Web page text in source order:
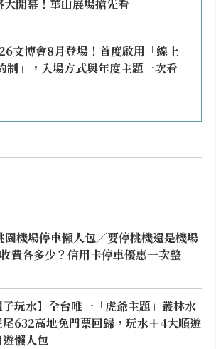
大開幕！華山展場搶先看
文博會8月登場！首度啟用「線上
制」，入場方式與年度主題一次看
機場停車懶人包／要停桃機還是機場
費各多少？信用卡停車優惠一次整
子玩水】全台唯一「虎爺主題」叢林水
632高地免門票回歸，玩水＋4大順遊
懶人包